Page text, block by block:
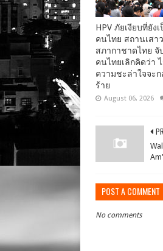
HPV ภัยเงียบที่ยั
คนไทย สถานเสา
สภากาชาดไทย จั
คนไทยเลิกคิดว่า
ความชะล่าใจจะก
ร้าย
August 06, 2026
POST A COMMENT
No comments